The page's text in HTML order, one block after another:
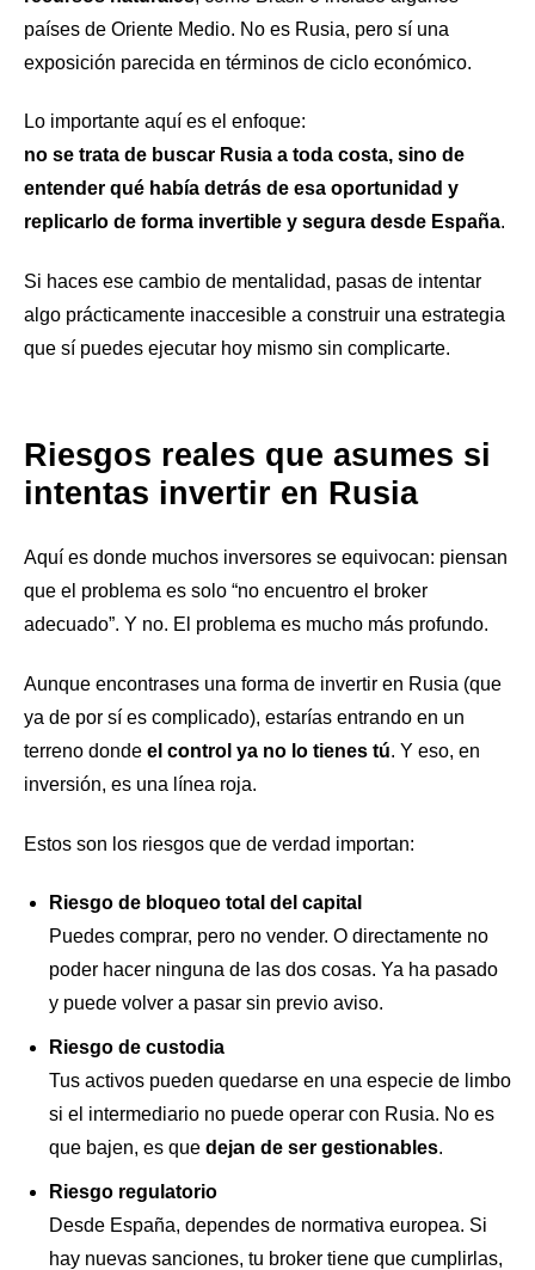
países de Oriente Medio. No es Rusia, pero sí una
exposición parecida en términos de ciclo económico.
Lo importante aquí es el enfoque:
no se trata de buscar Rusia a toda costa, sino de
entender qué había detrás de esa oportunidad y
replicarlo de forma invertible y segura desde España.
Si haces ese cambio de mentalidad, pasas de intentar
algo prácticamente inaccesible a construir una estrategia
que sí puedes ejecutar hoy mismo sin complicarte.
Riesgos reales que asumes si
intentas invertir en Rusia
Aquí es donde muchos inversores se equivocan: piensan
que el problema es solo “no encuentro el broker
adecuado”. Y no. El problema es mucho más profundo.
Aunque encontrases una forma de invertir en Rusia (que
ya de por sí es complicado), estarías entrando en un
terreno donde el control ya no lo tienes tú. Y eso, en
inversión, es una línea roja.
Estos son los riesgos que de verdad importan:
Riesgo de bloqueo total del capital
Puedes comprar, pero no vender. O directamente no
poder hacer ninguna de las dos cosas. Ya ha pasado
y puede volver a pasar sin previo aviso.
Riesgo de custodia
Tus activos pueden quedarse en una especie de limbo
si el intermediario no puede operar con Rusia. No es
que bajen, es que dejan de ser gestionables.
Riesgo regulatorio
Desde España, dependes de normativa europea. Si
hay nuevas sanciones, tu broker tiene que cumplirlas,